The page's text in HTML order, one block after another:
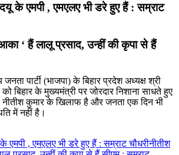
के एमपी , एमएलए भी डरे हुए हैं : सम्राट
‘ हैं लालू प्रसाद, उन्हीं की कृपा से हैं
पार्टी (भाजपा) के बिहार प्रदेश अध्यक्ष श्री
बिहार के मुख्यमंत्री पर जोरदार निशाना साधते हुए
नीतीश कुमार के खिलाफ है और जनता एक दिन भी
में नहीं है।
, एमएलए भी डरे हुए हैं : सम्राट चौधरीनीतीश